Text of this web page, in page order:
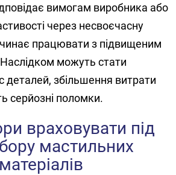
вимогам виробника або
через несвоєчасну
працювати з підвищеним
можуть стати
деталей, збільшення витрати
серйозні поломки.
враховувати під
мастильних
матеріалів